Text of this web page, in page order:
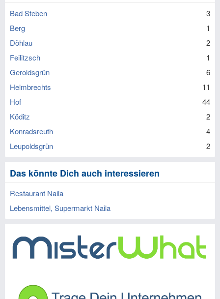
Bad Steben
3
Berg
1
Döhlau
2
Feilitzsch
1
Geroldsgrün
6
Helmbrechts
11
Hof
44
Köditz
2
Konradsreuth
4
Leupoldsgrün
2
Das könnte Dich auch interessieren
Restaurant Naila
Lebensmittel, Supermarkt Naila